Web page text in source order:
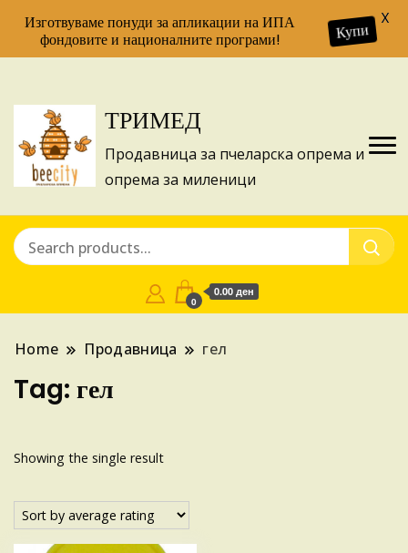
ТРИМЕД
Продавница за пчеларска опрема и
опрема за миленици
0
0.00 ден
Home Продавница гел
Tag: гел
Showing the single result
Изготвуваме понуди за апликации на ИПА
фондовите и националните програми!
Купи
X